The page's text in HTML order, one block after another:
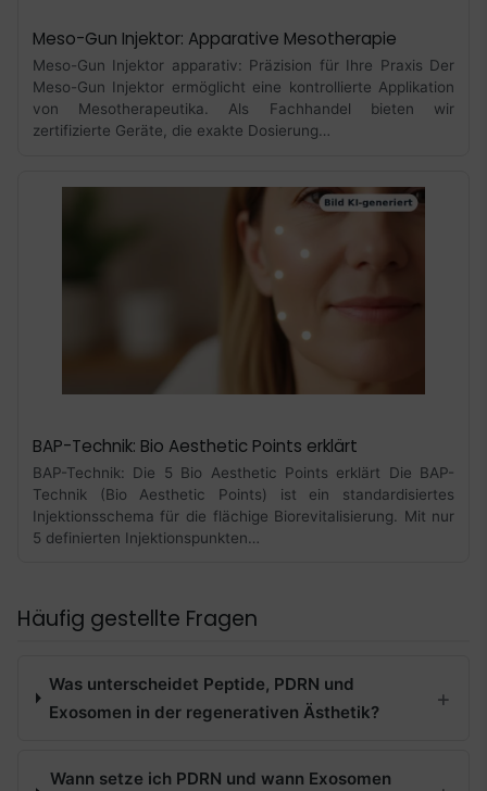
Meso-Gun Injektor: Apparative Mesotherapie
Meso-Gun Injektor apparativ: Präzision für Ihre Praxis Der
Meso-Gun Injektor ermöglicht eine kontrollierte Applikation
von Mesotherapeutika. Als Fachhandel bieten wir
zertifizierte Geräte, die exakte Dosierung…
BAP-Technik: Bio Aesthetic Points erklärt
BAP-Technik: Die 5 Bio Aesthetic Points erklärt Die BAP-
Technik (Bio Aesthetic Points) ist ein standardisiertes
Injektionsschema für die flächige Biorevitalisierung. Mit nur
5 definierten Injektionspunkten…
Häufig gestellte Fragen
Was unterscheidet Peptide, PDRN und
Exosomen in der regenerativen Ästhetik?
Wann setze ich PDRN und wann Exosomen